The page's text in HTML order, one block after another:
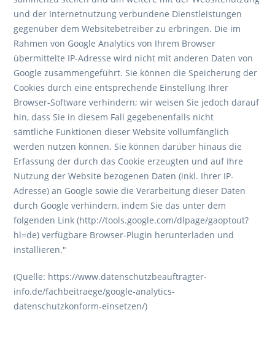
und der Internetnutzung verbundene Dienstleistungen
gegenüber dem Websitebetreiber zu erbringen. Die im
Rahmen von Google Analytics von Ihrem Browser
übermittelte IP-Adresse wird nicht mit anderen Daten von
Google zusammengeführt. Sie können die Speicherung der
Cookies durch eine entsprechende Einstellung Ihrer
Browser-Software verhindern; wir weisen Sie jedoch darauf
hin, dass Sie in diesem Fall gegebenenfalls nicht
sämtliche Funktionen dieser Website vollumfänglich
werden nutzen können. Sie können darüber hinaus die
Erfassung der durch das Cookie erzeugten und auf Ihre
Nutzung der Website bezogenen Daten (inkl. Ihrer IP-
Adresse) an Google sowie die Verarbeitung dieser Daten
durch Google verhindern, indem Sie das unter dem
folgenden Link (http://tools.google.com/dlpage/gaoptout?
hl=de) verfügbare Browser-Plugin herunterladen und
installieren."
(Quelle: https://www.datenschutzbeauftragter-
info.de/fachbeitraege/google-analytics-
datenschutzkonform-einsetzen/)